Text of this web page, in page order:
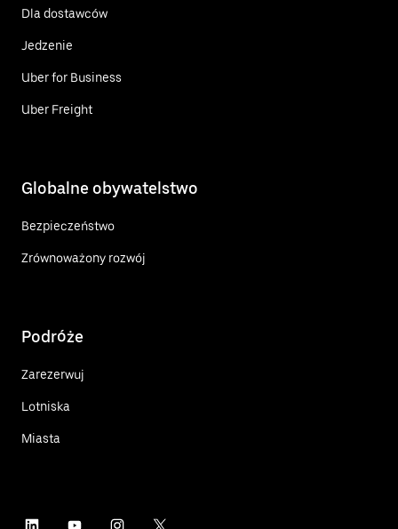
Dla dostawców
Jedzenie
Uber for Business
Uber Freight
Globalne obywatelstwo
Bezpieczeństwo
Zrównoważony rozwój
Podróże
Zarezerwuj
Lotniska
Miasta